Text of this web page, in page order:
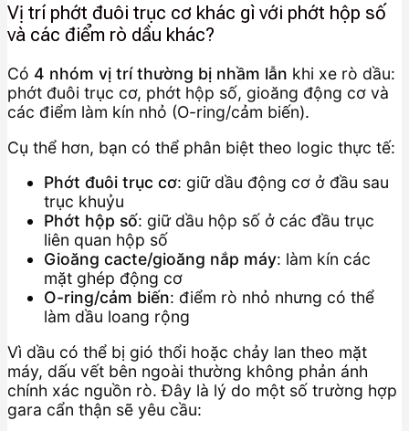
Vị trí phớt đuôi trục cơ khác gì với phớt hộp số
và các điểm rò dầu khác?
Có 4 nhóm vị trí thường bị nhầm lẫn khi xe rò dầu:
phớt đuôi trục cơ, phớt hộp số, gioăng động cơ và
các điểm làm kín nhỏ (O-ring/cảm biến).
Cụ thể hơn, bạn có thể phân biệt theo logic thực tế:
Phớt đuôi trục cơ: giữ dầu động cơ ở đầu sau
trục khuỷu
Phớt hộp số: giữ dầu hộp số ở các đầu trục
liên quan hộp số
Gioăng cacte/gioăng nắp máy: làm kín các
mặt ghép động cơ
O-ring/cảm biến: điểm rò nhỏ nhưng có thể
làm dầu loang rộng
Vì dầu có thể bị gió thổi hoặc chảy lan theo mặt
máy, dấu vết bên ngoài thường không phản ánh
chính xác nguồn rò. Đây là lý do một số trường hợp
gara cẩn thận sẽ yêu cầu: